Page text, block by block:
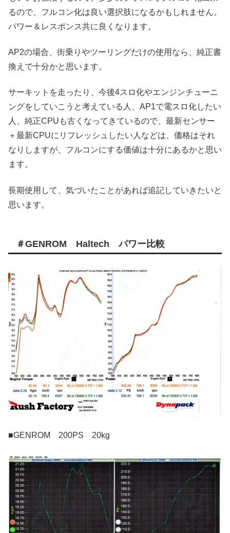
るので、フルコン化は良い選択肢になるかもしれません。
パワー＆レスポンス共に良くなります。
AP2の場合、街乗りやツーリングだけの使用なら、純正書
換えで十分かと思います。
サーキットを走ったり、今後4スロ化やエンジンチューニ
ングをしていこうと考えている人、AP1で電スロ化したい
人、純正CPUも古くなってきているので、最新センサー
＋最新CPUにリフレッシュしたい人などは、価格はそれ
なりしますが、フルコンにする価値は十分にあるかと思い
ます。
長期使用して、気づいたことがあれば追記していきたいと
思います。
＃GENROM Haltech パワー比較
■GENROM 200PS 20kg